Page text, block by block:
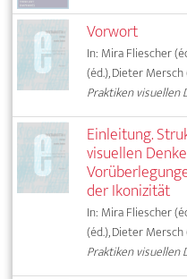
Vorwort
In: Mira Fliescher
(éd.), Dieter Mersch
Praktiken visuellen
Einleitung.
visuellen
der Ikonizität
In: Mira Fliescher
(éd.), Dieter Mersch
Praktiken visuellen